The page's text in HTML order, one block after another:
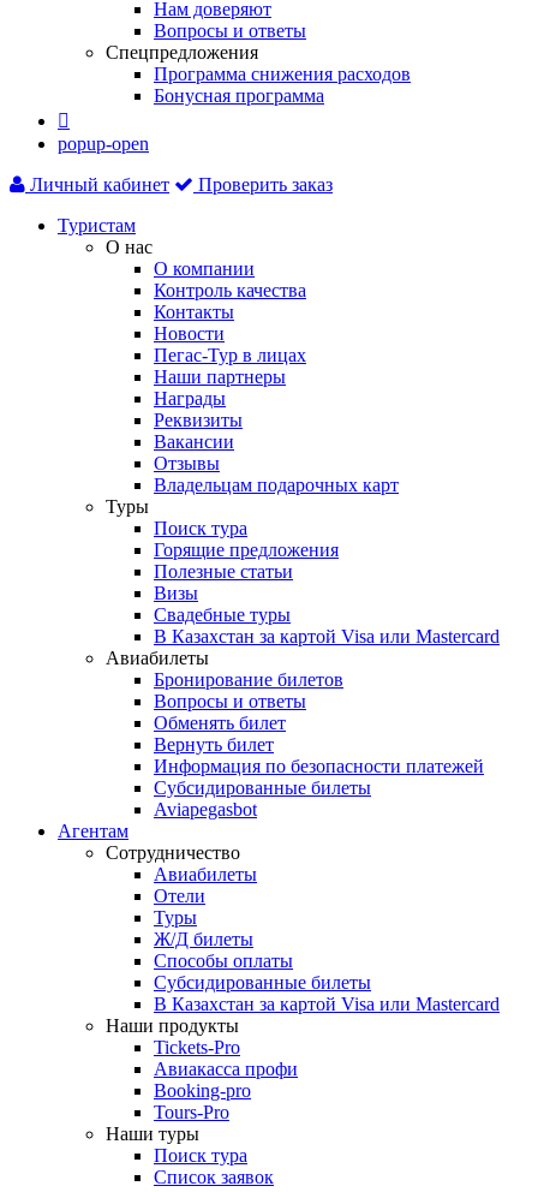
Нам доверяют
Вопросы и ответы
Спецпредложения
Программа снижения расходов
Бонусная программа

popup-open
Личный кабинет
Проверить заказ
Туристам
О нас
О компании
Контроль качества
Контакты
Новости
Пегас-Тур в лицах
Наши партнеры
Награды
Реквизиты
Вакансии
Отзывы
Владельцам подарочных карт
Туры
Поиск тура
Горящие предложения
Полезные статьи
Визы
Свадебные туры
В Казахстан за картой Visa или Masterсard
Авиабилеты
Бронирование билетов
Вопросы и ответы
Обменять билет
Вернуть билет
Информация по безопасности платежей
Субсидированные билеты
Aviapegasbot
Агентам
Сотрудничество
Авиабилеты
Отели
Туры
Ж/Д билеты
Способы оплаты
Субсидированные билеты
В Казахстан за картой Visa или Masterсard
Наши продукты
Tickets-Pro
Авиакасса профи
Booking-pro
Tours-Pro
Наши туры
Поиск тура
Список заявок